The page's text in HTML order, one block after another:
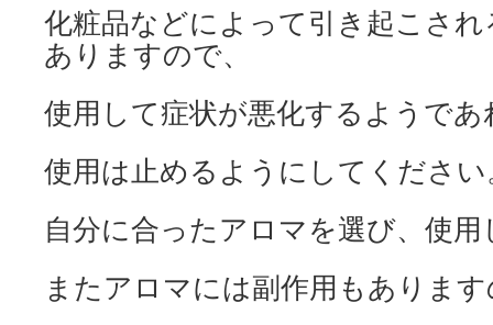
化粧品などによって引き起こさ
ありますので、
使用して症状が悪化するようであ
使用は止めるようにしてください
自分に合ったアロマを選び、使
またアロマには副作用もありま